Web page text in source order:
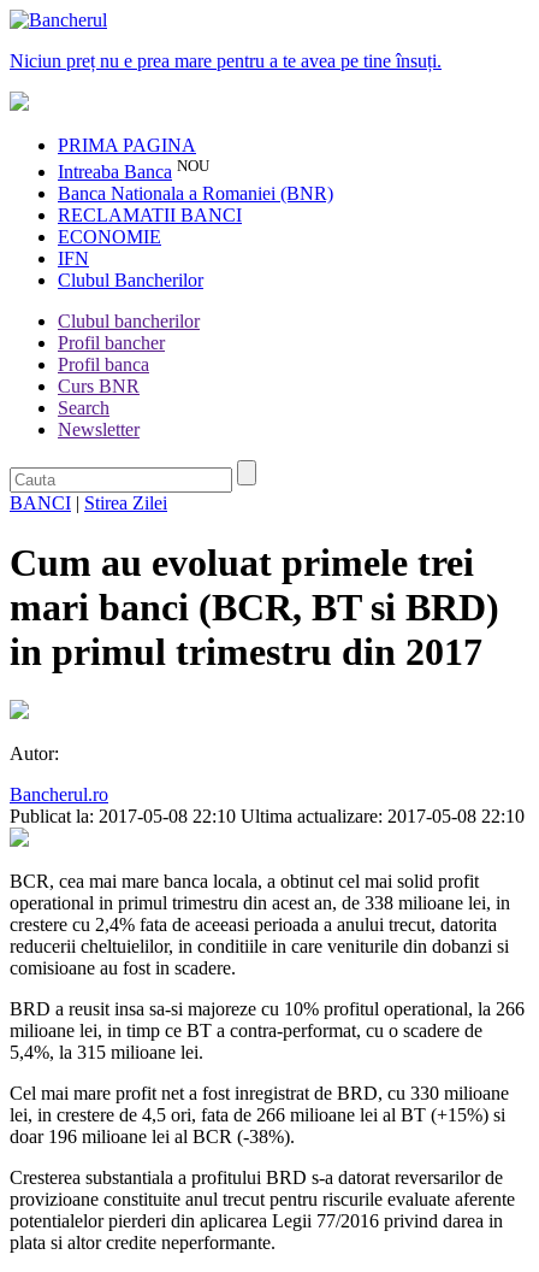
Niciun preț nu e prea mare pentru a te avea pe tine însuți.
PRIMA PAGINA
Intreaba Banca NOU
Banca Nationala a Romaniei (BNR)
RECLAMATII BANCI
ECONOMIE
IFN
Clubul Bancherilor
Clubul bancherilor
Profil bancher
Profil banca
Curs BNR
Search
Newsletter
BANCI | Stirea Zilei
Cum au evoluat primele trei
mari banci (BCR, BT si BRD)
in primul trimestru din 2017
Autor:
Bancherul.ro
Publicat la: 2017-05-08 22:10 Ultima actualizare: 2017-05-08 22:10
BCR, cea mai mare banca locala, a obtinut cel mai solid profit
operational in primul trimestru din acest an, de 338 milioane lei, in
crestere cu 2,4% fata de aceeasi perioada a anului trecut, datorita
reducerii cheltuielilor, in conditiile in care veniturile din dobanzi si
comisioane au fost in scadere.
BRD a reusit insa sa-si majoreze cu 10% profitul operational, la 266
milioane lei, in timp ce BT a contra-performat, cu o scadere de
5,4%, la 315 milioane lei.
Cel mai mare profit net a fost inregistrat de BRD, cu 330 milioane
lei, in crestere de 4,5 ori, fata de 266 milioane lei al BT (+15%) si
doar 196 milioane lei al BCR (-38%).
Cresterea substantiala a profitului BRD s-a datorat reversarilor de
provizioane constituite anul trecut pentru riscurile evaluate aferente
potentialelor pierderi din aplicarea Legii 77/2016 privind darea in
plata si altor credite neperformante.